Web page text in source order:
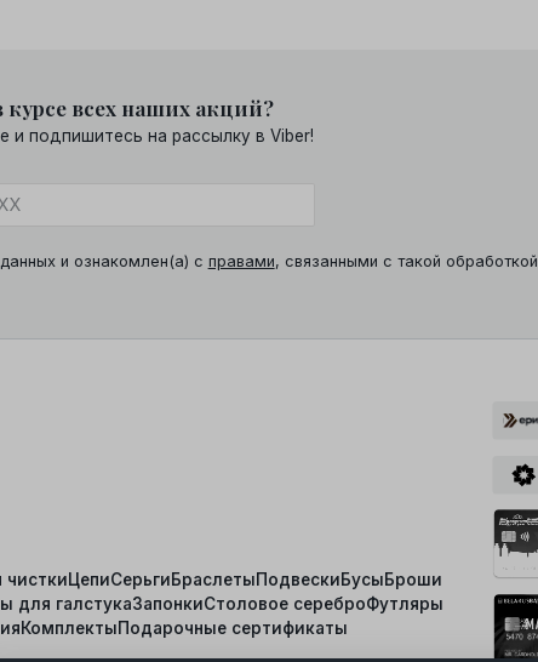
всех наших акций?
и подпишитесь на рассылку в Viber!
и ознакомлен(а) с правами, связанными с такой обработкой
чисткиЦепиСерьгиБраслетыПодвескиБусыБроши
для галстукаЗапонкиСтоловое сереброФутляры
КомплектыПодарочные сертификаты